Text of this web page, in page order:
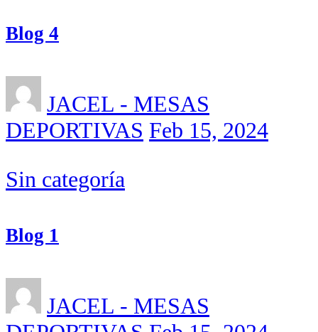
Blog 4
JACEL - MESAS
DEPORTIVAS Feb 15, 2024
Sin categoría
Blog 1
JACEL - MESAS